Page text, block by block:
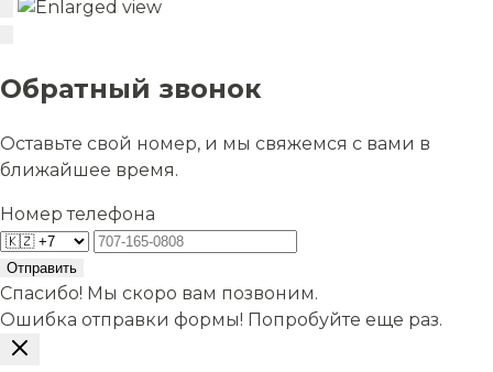
Обратный звонок
Оставьте свой номер, и мы свяжемся с вами в
ближайшее время.
Номер телефона
Отправить
Спасибо! Мы скоро вам позвоним.
Ошибка отправки формы! Попробуйте еще раз.